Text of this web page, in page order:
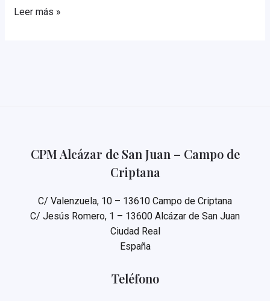
Una
Leer más »
CPM Alcázar de San Juan – Campo de
Criptana
C/ Valenzuela, 10 – 13610 Campo de Criptana
C/ Jesús Romero, 1 – 13600 Alcázar de San Juan
Ciudad Real
España
Teléfono